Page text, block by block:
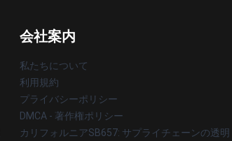
会社案内
私たちについて
利用規約
プライバシーポリシー
DMCA - 著作権ポリシー
カリフォルニアSB657: サプライチェーンの透明